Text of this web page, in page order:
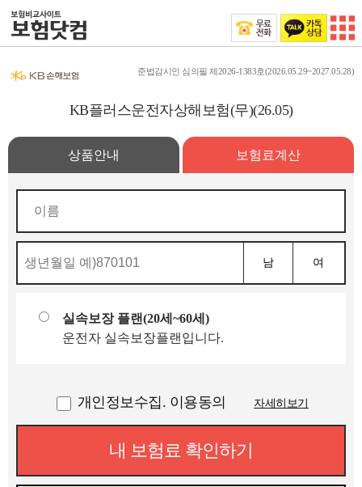
준법감시인 심의필 제2026-1383호(2026.05.29~2027.05.28)
KB플러스운전자상해보험(무)(26.05)
상품안내 보험료계산
남 여
실속보장 플랜(20세~60세)
운전자 실속보장플랜입니다.
개인정보수집. 이용동의 자세히보기
내 보험료 확인하기